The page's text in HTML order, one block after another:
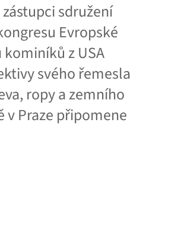
sdružení
Evropské
z USA
svého řemesla
ropy a zemního
v Praze připomene